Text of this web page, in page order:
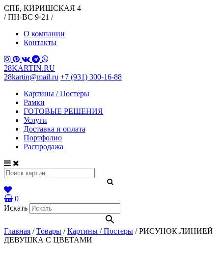
СПБ, КИРИШСКАЯ 4
/ ПН-ВС 9-21 /
О компании
Контакты
28KARTIN.RU
28kartin@mail.ru +7 (931) 300-16-88
Картины / Постеры
Рамки
ГОТОВЫЕ РЕШЕНИЯ
Услуги
Доставка и оплата
Портфолио
Распродажа
0
Искать
Главная /Товары /Картины / Постеры /РИСУНОК ЛИНИЕЙ
ДЕВУШКА С ЦВЕТАМИ